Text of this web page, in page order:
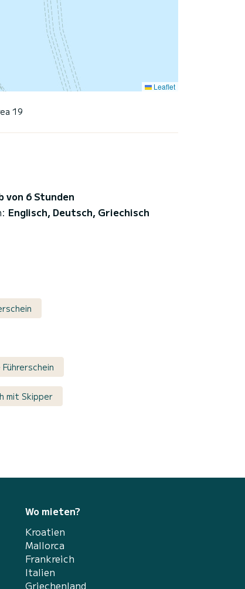
Leaflet
19
von 6 Stunden
Englisch, Deutsch, Griechisch
mit Skipper
Wo mieten?
Kroatien
Mallorca
Frankreich
Italien
Griechenland